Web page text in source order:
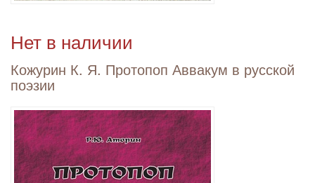
Нет в наличии
Кожурин К. Я. Протопоп Аввакум в русской
поэзии